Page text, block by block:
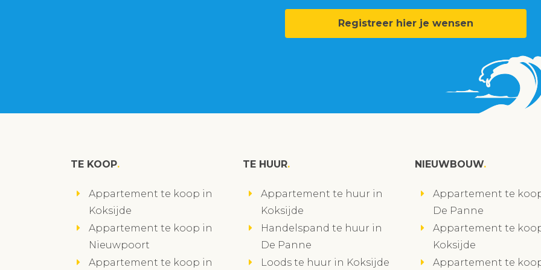
Registreer hier je wensen
TE KOOP
Appartement te koop in
Koksijde
Appartement te koop in
Nieuwpoort
Appartement te koop in
TE HUUR
Appartement te huur in
Koksijde
Handelspand te huur in
De Panne
Loods te huur in Koksijde
NIEUWBOUW
Appartement te
De Panne
Appartement te
Koksijde
Appartement te